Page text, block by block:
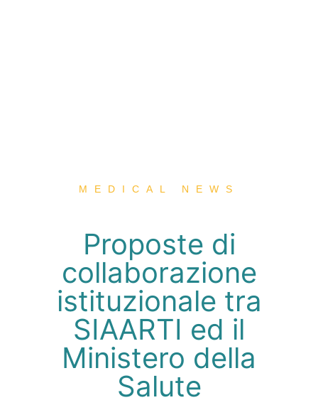
MEDICAL NEWS
Proposte di
collaborazione
istituzionale tra
SIAARTI ed il
Ministero della
Salute